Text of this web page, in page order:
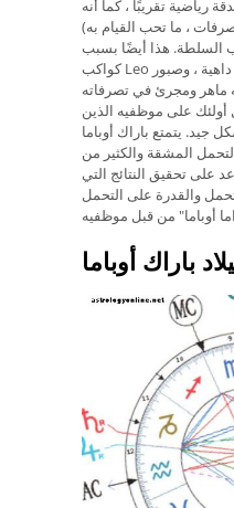
رياضية تقريبًا ، كما أنه
، ما تحب القيام به)
السلطة. هذا أيضًا بسبب
كواكب Leo التي سنناقشها. إنه سياسي داهية ، وصبور
ماهر ومجرئ في تصرفاته
أولئك على موظفيه الذين
جيد. يتمتع باراك أوباما
لتحمل المشقة والكثير من
على تحقيق النتائج التي
والقدرة على التحمل
باراك أوباما